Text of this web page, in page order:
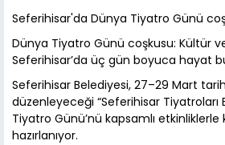
Seferihisar'da Dünya Tiyatro Günü
Dünya Tiyatro Günü coşkusu: Kültür
Seferihisar’da üç gün boyuca hayat
Seferihisar Belediyesi, 27–29 Mart
düzenleyeceği “Seferihisar Tiyatroları
Tiyatro Günü’nü kapsamlı
hazırlanıyor.